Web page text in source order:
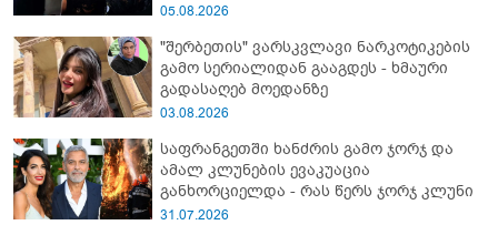
05.08.2026
"შერბეთის" ვარსკვლავი ნარკოტიკების
გამო სერიალიდან გააგდეს - ხმაური
გადასაღებ მოედანზე
03.08.2026
საფრანგეთში ხანძრის გამო ჯორჯ და
ამალ კლუნების ევაკუაცია
განხორციელდა - რას წერს ჯორჯ კლუნი
31.07.2026